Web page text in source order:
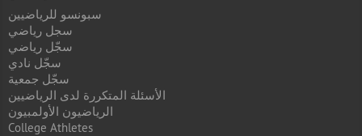
سبونسو للرياضيين
سجل رياضي
سجّل رياضي
سجّل نادي
سجّل جمعية
الأسئلة المتكررة لدى الرياضيين
الرياضيون الأولمبيون
College Athletes